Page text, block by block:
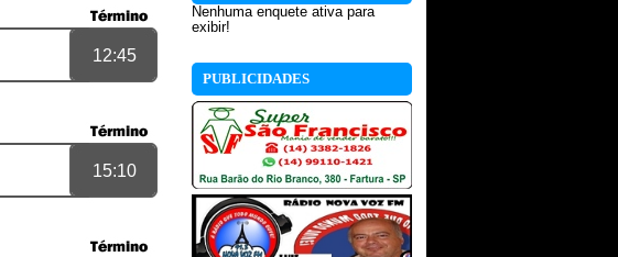
12:45
15:10
Nenhuma enquete ativa para
exibir!
PUBLICIDADES